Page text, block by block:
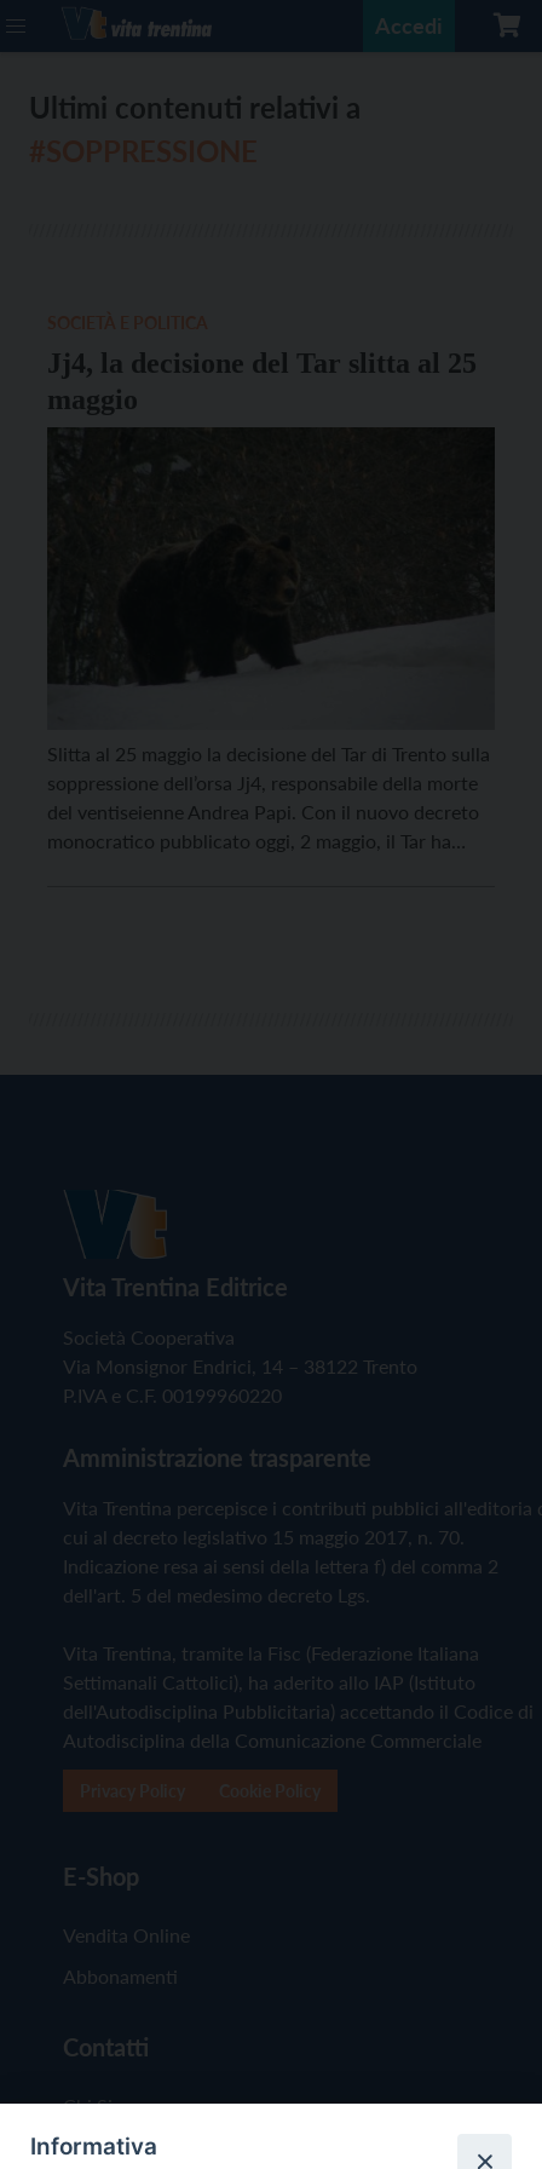
Accedi
Ultimi contenuti relativi a
Jj4, la decisione del Tar slitta al 25
maggio
Slitta al 25 maggio la decisione del Tar di Trento sulla
soppressione dell’orsa Jj4, responsabile della morte
del ventiseienne Andrea Papi. Con il nuovo decreto
monocratico pubblicato oggi, 2 maggio, il Tar ha
Vita Trentina Editrice
Società Cooperativa
Via Monsignor Endrici, 14 – 38122 Trento
P.IVA e C.F. 00199960220
Amministrazione trasparente
Vita Trentina percepisce i contributi pubblici all'editoria
cui al decreto legislativo 15 maggio 2017, n. 70.
Indicazione resa ai sensi della lettera f) del comma 2
dell'art. 5 del medesimo decreto Lgs.
Vita Trentina, tramite la Fisc (Federazione Italiana
Settimanali Cattolici), ha aderito allo IAP (Istituto
dell'Autodisciplina Pubblicitaria) accettando il Codice di
Autodisciplina della Comunicazione Commerciale
E-Shop
Vendita Online
Abbonamenti
Contatti
Chi Siamo
Redazione
Informativa